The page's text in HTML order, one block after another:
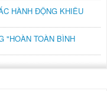
HÀNH ĐỘNG KHIÊU
"HOÀN TOÀN BÌNH